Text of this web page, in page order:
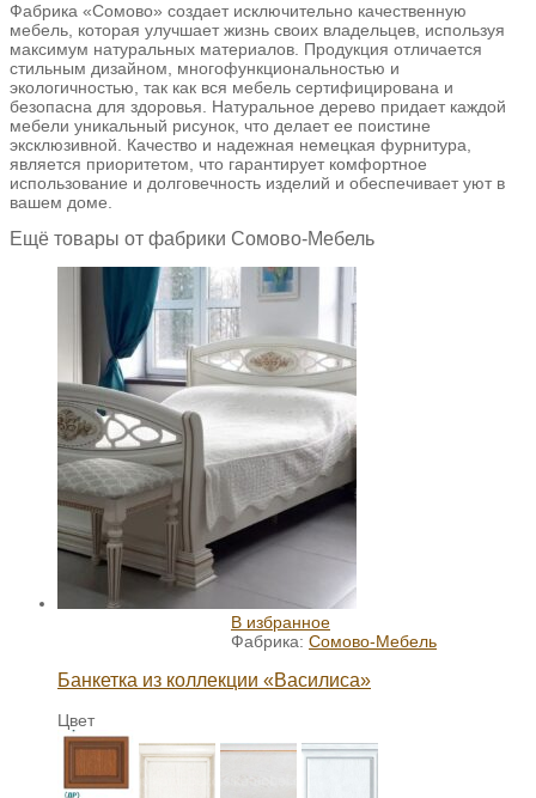
Фабрика «Сомово» создает исключительно качественную
мебель, которая улучшает жизнь своих владельцев, используя
максимум натуральных материалов. Продукция отличается
стильным дизайном, многофункциональностью и
экологичностью, так как вся мебель сертифицирована и
безопасна для здоровья. Натуральное дерево придает каждой
мебели уникальный рисунок, что делает ее поистине
эксклюзивной. Качество и надежная немецкая фурнитура,
является приоритетом, что гарантирует комфортное
использование и долговечность изделий и обеспечивает уют в
вашем доме.
Ещё товары от фабрики Сомово-Мебель
В избранное
Фабрика: Сомово-Мебель
Банкетка из коллекции «Василиса»
Цвет